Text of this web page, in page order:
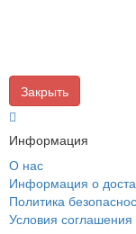
Закрыть
Информация
О нас
Информация о
Политика
Условия соглашения